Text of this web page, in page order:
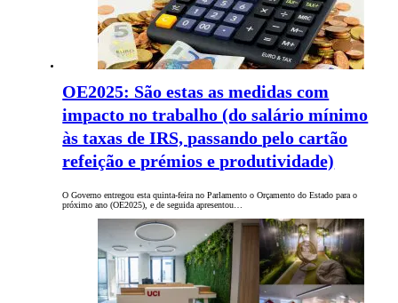
OE2025: São estas as medidas com
impacto no trabalho (do salário mínimo
às taxas de IRS, passando pelo cartão
refeição e prémios e produtividade)
O Governo entregou esta quinta-feira no Parlamento o Orçamento do Estado para o
próximo ano (OE2025), e de seguida apresentou…